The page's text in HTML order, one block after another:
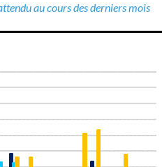
au cours des derniers mois